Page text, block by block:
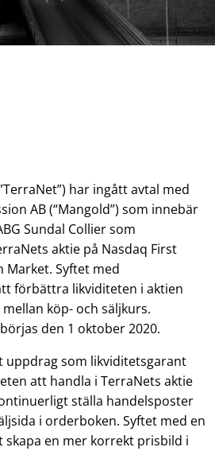
har ingått avtal med
AB (“Mangold”) som innebär
Sundal Collier som
aktie på Nasdaq First
Syftet med
förbättra likviditeten i aktien
köp- och säljkurs.
den 1 oktober 2020.
uppdrag som likviditetsgarant
att handla i TerraNets aktie
ställa handelsposter
i orderboken. Syftet med en
en mer korrekt prisbild i